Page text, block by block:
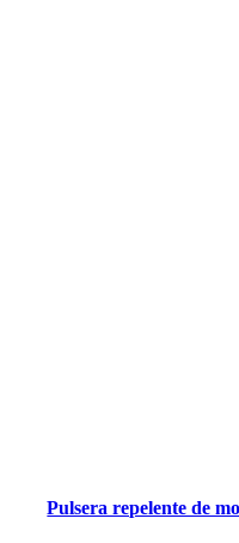
Pulsera repelente de